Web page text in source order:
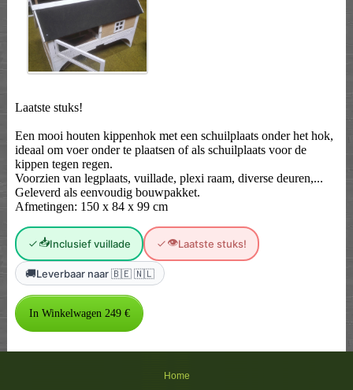
Laatste stuks!
Een mooi houten kippenhok met een schuilplaats onder het hok,
ideaal om voer onder te plaatsen of als schuilplaats voor de
kippen tegen regen.
Voorzien van legplaats, vuillade, plexi raam, diverse deuren,...
Geleverd als eenvoudig bouwpakket.
Afmetingen: 150 x 84 x 99 cm
📥Inclusief vuillade 👁Laatste stuks!
🚚Leverbaar naar 🇧🇪 🇳🇱
Home